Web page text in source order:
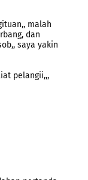
malah
dan
saya yakin
pelangii,,,